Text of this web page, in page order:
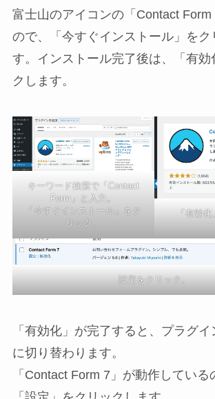
富士山のアイコンの「Contact Form
ので、「今すぐインストール」をク
す。インストール完了後は、「有効
クします。
キーワード検索で「Contact
Form」と入力。
「今すぐインストール」をク
リック。
「有効
設定をクリック。
「有効化」が完了すると、プラグ
に切り替わります。
「Contact Form 7」が動作している